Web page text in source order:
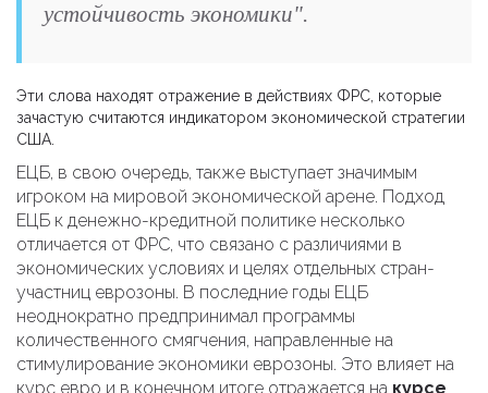
устойчивость экономики".
Эти слова находят отражение в действиях ФРС, которые
зачастую считаются индикатором экономической стратегии
США.
ЕЦБ, в свою очередь, также выступает значимым
игроком на мировой экономической арене. Подход
ЕЦБ к денежно-кредитной политике несколько
отличается от ФРС, что связано с различиями в
экономических условиях и целях отдельных стран-
участниц еврозоны. В последние годы ЕЦБ
неоднократно предпринимал программы
количественного смягчения, направленные на
стимулирование экономики еврозоны. Это влияет на
курс евро и в конечном итоге отражается на курсе